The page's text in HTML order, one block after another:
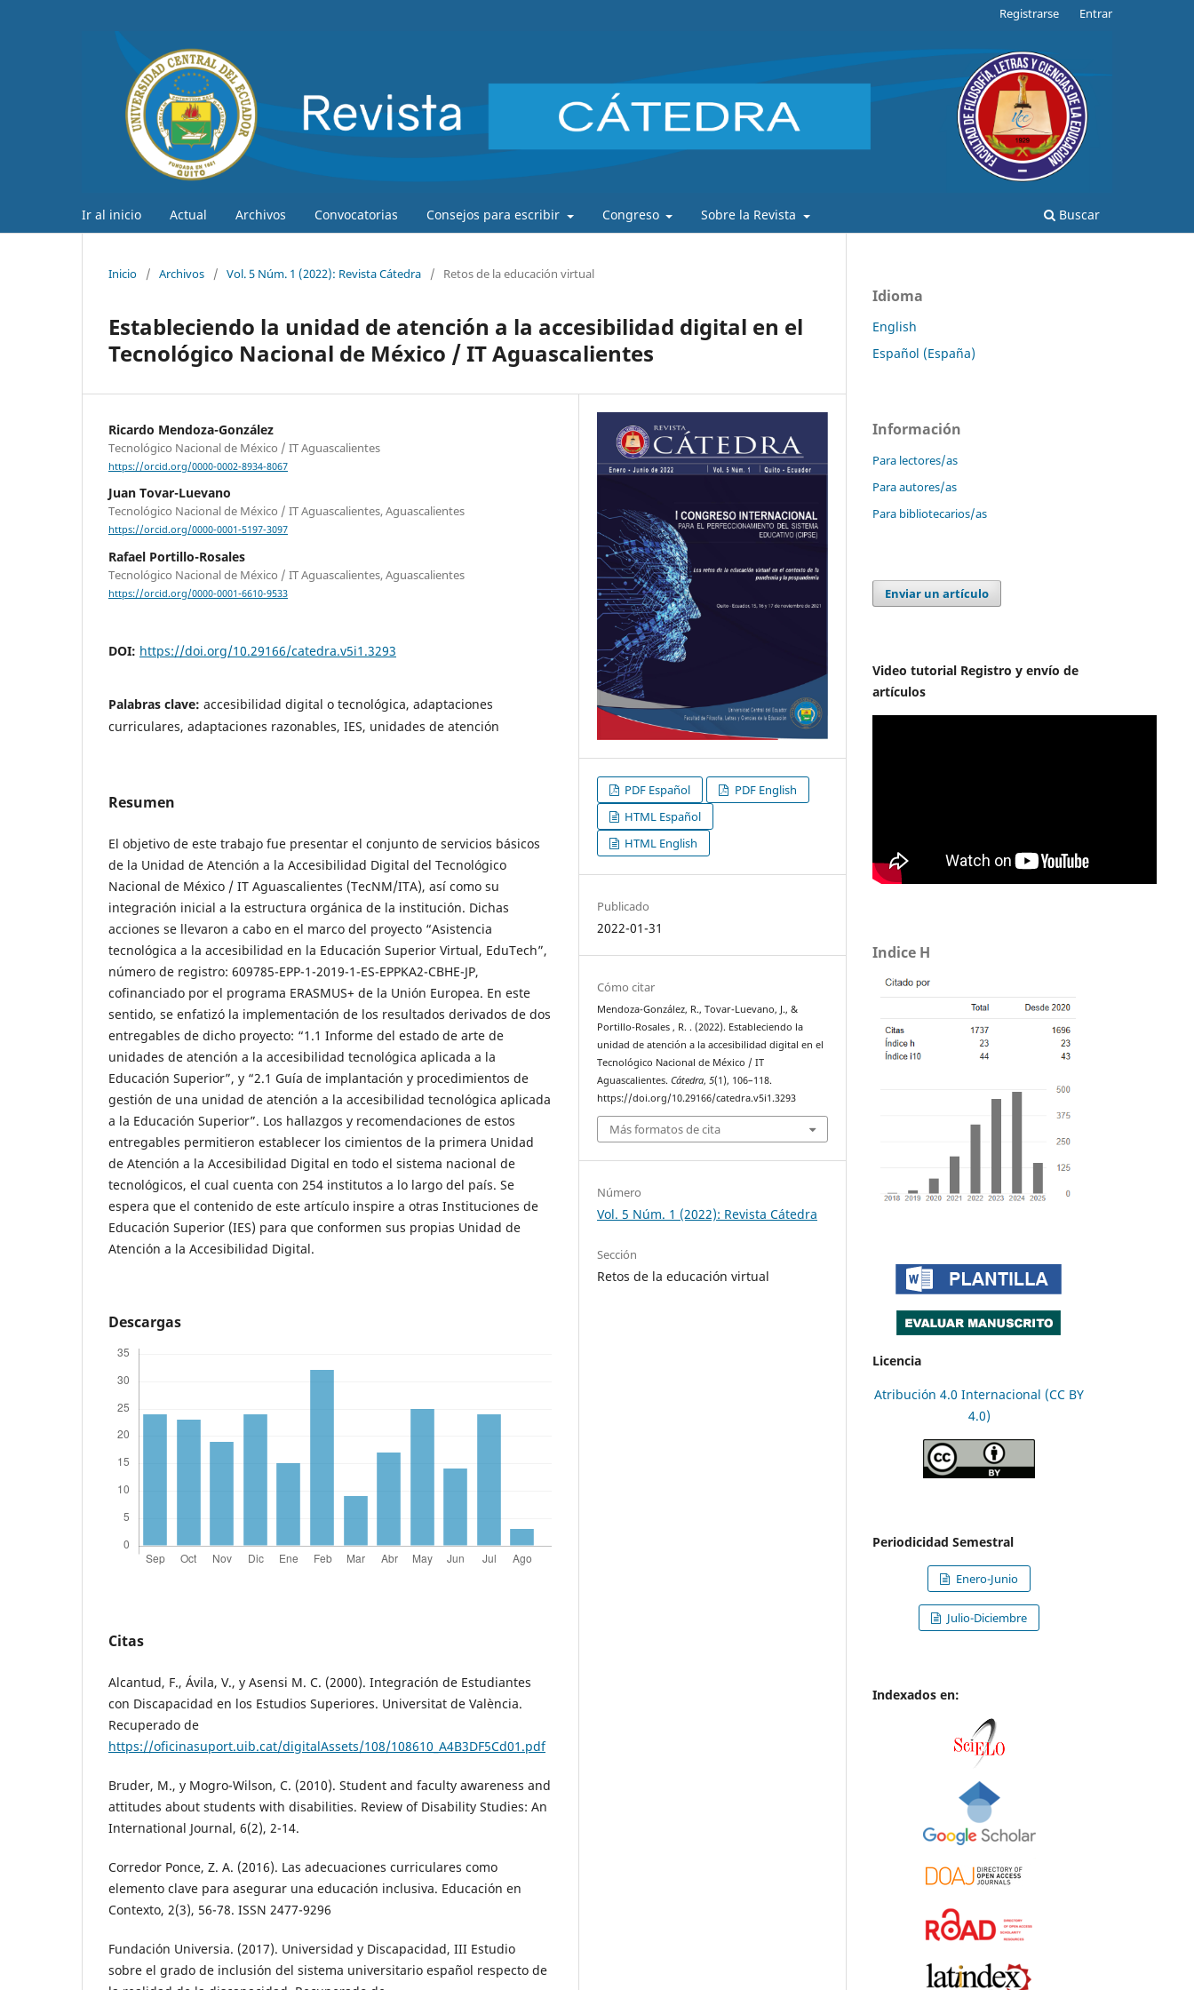
Ir al inicio Actual Archivos Convocatorias Consejos para escribir Congreso Sobre la Revista Buscar
Registrarse Entrar
Inicio / Archivos / Vol. 5 Núm. 1 (2022): Revista Cátedra / Retos de la educación virtual
Estableciendo la unidad de atención a la accesibilidad digital en el
Tecnológico Nacional de México / IT Aguascalientes
Ricardo Mendoza-González
Tecnológico Nacional de México / IT Aguascalientes
https://orcid.org/0000-0002-8934-8067
Juan Tovar-Luevano
Tecnológico Nacional de México / IT Aguascalientes, Aguascalientes
https://orcid.org/0000-0001-5197-3097
Rafael Portillo-Rosales
Tecnológico Nacional de México / IT Aguascalientes, Aguascalientes
https://orcid.org/0000-0001-6610-9533
DOI: https://doi.org/10.29166/catedra.v5i1.3293
Palabras clave: accesibilidad digital o tecnológica, adaptaciones
curriculares, adaptaciones razonables, IES, unidades de atención
Resumen
El objetivo de este trabajo fue presentar el conjunto de servicios básicos
de la Unidad de Atención a la Accesibilidad Digital del Tecnológico
Nacional de México / IT Aguascalientes (TecNM/ITA), así como su
integración inicial a la estructura orgánica de la institución. Dichas
acciones se llevaron a cabo en el marco del proyecto “Asistencia
tecnológica a la accesibilidad en la Educación Superior Virtual, EduTech”,
número de registro: 609785-EPP-1-2019-1-ES-EPPKA2-CBHE-JP,
cofinanciado por el programa ERASMUS+ de la Unión Europea. En este
sentido, se enfatizó la implementación de los resultados derivados de dos
entregables de dicho proyecto: “1.1 Informe del estado de arte de
unidades de atención a la accesibilidad tecnológica aplicada a la
Educación Superior”, y “2.1 Guía de implantación y procedimientos de
gestión de una unidad de atención a la accesibilidad tecnológica aplicada
a la Educación Superior”. Los hallazgos y recomendaciones de estos
entregables permitieron establecer los cimientos de la primera Unidad
de Atención a la Accesibilidad Digital en todo el sistema nacional de
tecnológicos, el cual cuenta con 254 institutos a lo largo del país. Se
espera que el contenido de este artículo inspire a otras Instituciones de
Educación Superior (IES) para que conformen sus propias Unidad de
Atención a la Accesibilidad Digital.
Descargas
Citas
Alcantud, F., Ávila, V., y Asensi M. C. (2000). Integración de Estudiantes
con Discapacidad en los Estudios Superiores. Universitat de València.
Recuperado de
https://oficinasuport.uib.cat/digitalAssets/108/108610_A4B3DF5Cd01.pdf
Bruder, M., y Mogro-Wilson, C. (2010). Student and faculty awareness and
attitudes about students with disabilities. Review of Disability Studies: An
International Journal, 6(2), 2-14.
Corredor Ponce, Z. A. (2016). Las adecuaciones curriculares como
elemento clave para asegurar una educación inclusiva. Educación en
Contexto, 2(3), 56-78. ISSN 2477-9296
Fundación Universia. (2017). Universidad y Discapacidad, III Estudio
sobre el grado de inclusión del sistema universitario español respecto de
PDF Español
PDF English
HTML Español
HTML English
Publicado
2022-01-31
Cómo citar
Mendoza-González, R., Tovar-Luevano, J., &
Portillo-Rosales , R. . (2022). Estableciendo la
unidad de atención a la accesibilidad digital en el
Tecnológico Nacional de México / IT
Aguascalientes.Cátedra,5(1), 106–118.
https://doi.org/10.29166/catedra.v5i1.3293
Más formatos de cita
Número
Vol. 5 Núm. 1 (2022): Revista Cátedra
Sección
Retos de la educación virtual
Idioma
English
Español (España)
Información
Para lectores/as
Para autores/as
Para bibliotecarios/as
Enviar un artículo
Video tutorial Registro y envío de
artículos
Indice H
Licencia
Atribución 4.0 Internacional (CC BY
4.0)
Periodicidad Semestral
Enero-Junio
Julio-Diciembre
Indexados en: